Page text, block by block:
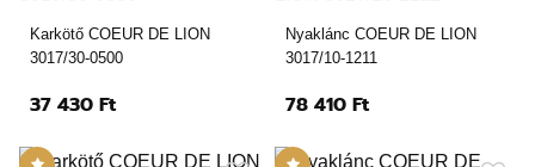
Karkötő COEUR DE LION
3017/30-0500
37 430 Ft
Nyaklánc COEUR DE LION
3017/10-1211
78 410 Ft